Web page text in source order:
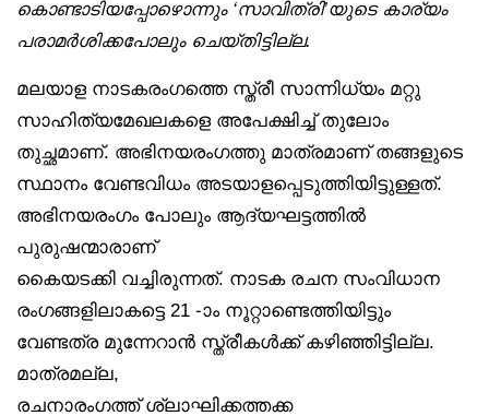
കൊണ്ടാടിയപ്പോഴൊന്നും ‘സാവിത്രി’യുടെ കാര്യം
പരാമർശിക്കപോലും ചെയ്തിട്ടില്ല.
മലയാള നാടകരംഗത്തെ സ്ത്രീ സാന്നിധ്യം മറ്റു
സാഹിത്യമേഖലകളെ അപേക്ഷിച്ച് തുലോം
തുച്ഛമാണ്. അഭിനയരംഗത്തു മാത്രമാണ് തങ്ങളുടെ
സ്ഥാനം വേണ്ടവിധം അടയാളപ്പെടുത്തിയിട്ടുള്ളത്.
അഭിനയരംഗം പോലും ആദ്യഘട്ടത്തിൽ
പുരുഷന്മാരാണ്
കൈയടക്കി വച്ചിരുന്നത്. നാടക രചന സംവിധാന
രംഗങ്ങളിലാകട്ടെ 21 -ാം നൂറ്റാണ്ടെത്തിയിട്ടും
വേണ്ടത്ര മുന്നേറാൻ സ്ത്രീകൾക്ക് കഴിഞ്ഞിട്ടില്ല.
മാത്രമല്ല,
രചനാരംഗത്ത് ശ്ലാഘിക്കത്തക്ക